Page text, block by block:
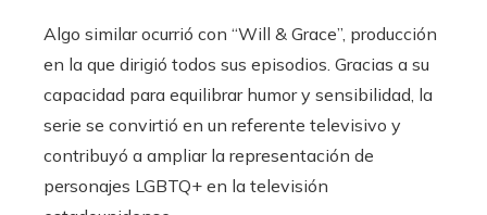
Algo similar ocurrió con “Will & Grace”, producción
en la que dirigió todos sus episodios. Gracias a su
capacidad para equilibrar humor y sensibilidad, la
serie se convirtió en un referente televisivo y
contribuyó a ampliar la representación de
personajes LGBTQ+ en la televisión